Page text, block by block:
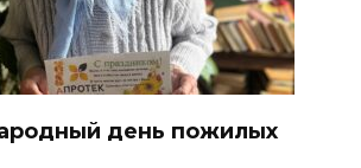
день пожилых